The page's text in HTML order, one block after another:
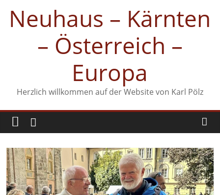
Inhalt
springen
Neuhaus – Kärnten
– Österreich –
Europa
Herzlich willkommen auf der Website von Karl Pölz